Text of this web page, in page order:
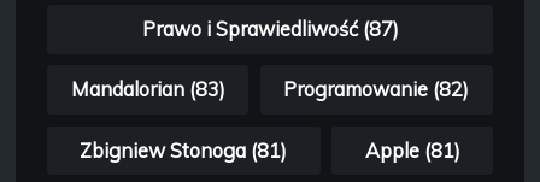
Prawo i Sprawiedliwość (87)
Mandalorian (83) Programowanie (82)
Zbigniew Stonoga (81) Apple (81)